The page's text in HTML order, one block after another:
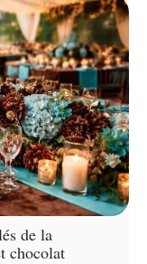
de la
chocolat